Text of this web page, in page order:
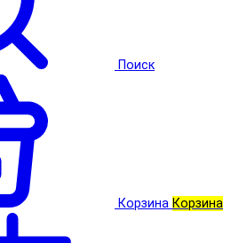
Поиск
Корзина Корзина